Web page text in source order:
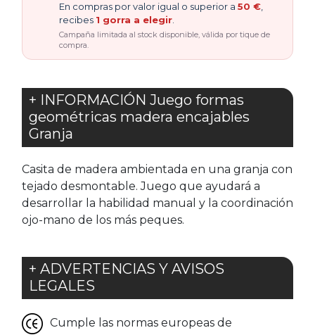
En compras por valor igual o superior a 50 €
recibes 1 gorra a elegir
Campaña limitada al stock disponible, válida por tique de
compra.
+ INFORMACIÓN Juego formas
geométricas madera encajables
Granja
Casita de madera ambientada en una granja con
tejado desmontable. Juego que ayudará a
desarrollar la habilidad manual y la coordinación
ojo-mano de los más peques.
+ ADVERTENCIAS Y AVISOS
LEGALES
Cumple las normas europeas de